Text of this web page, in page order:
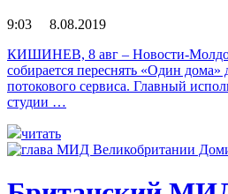
9:03 8.08.2019
КИШИНЕВ, 8 авг – Новости-
собирается переснять «Один дома»
потокового сервиса. Главный
студии …
читать